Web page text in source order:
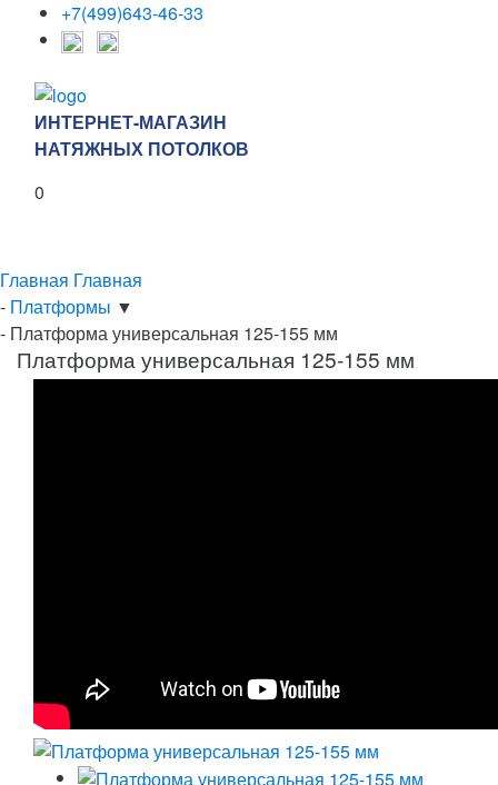
+7(499)643-46-33
ИНТЕРНЕТ-МАГАЗИН
НАТЯЖНЫХ ПОТОЛКОВ
0
Главная Главная
- Платформы ▼
- Платформа универсальная 125-155 мм
Платформа универсальная 125-155 мм